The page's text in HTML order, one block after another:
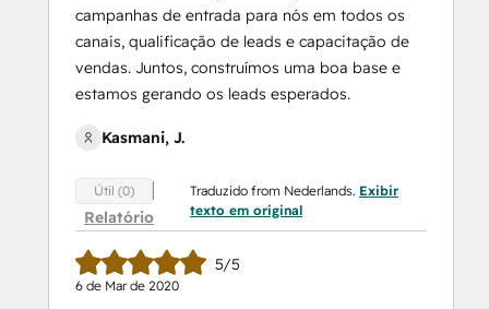
campanhas de entrada para nós em todos os
canais, qualificação de leads e capacitação de
vendas. Juntos, construímos uma boa base e
estamos gerando os leads esperados.
Kasmani, J.
Útil (0)
Relatório
Traduzido from Nederlands. Exibir
texto em original
5/5
6 de Mar de 2020